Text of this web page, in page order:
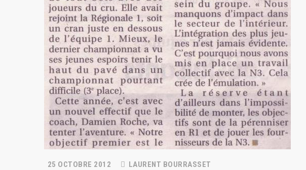
25 OCTOBRE 2012 LAURENT BOURRASSET